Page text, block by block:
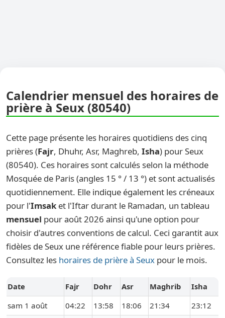
Calendrier mensuel des horaires de
prière à Seux (80540)
Cette page présente les horaires quotidiens des cinq
prières (Fajr, Dhuhr, Asr, Maghreb, Isha) pour Seux
(80540). Ces horaires sont calculés selon la méthode
Mosquée de Paris (angles 15 ° / 13 °) et sont actualisés
quotidiennement. Elle indique également les créneaux
pour l'Imsak et l'Iftar durant le Ramadan, un tableau
mensuel pour août 2026 ainsi qu'une option pour
choisir d'autres conventions de calcul. Ceci garantit aux
fidèles de Seux une référence fiable pour leurs prières.
Consultez les horaires de prière à Seux pour le mois.
Date Fajr Dohr Asr Maghrib
Isha
sam 1 août
04:22 13:58 18:06 21:34
23:12